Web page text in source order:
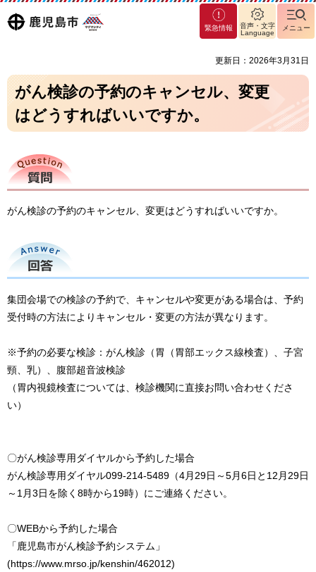
鹿児島
マグ
マシ
緊急情報
音声・文字
Language
メニュー
更新日：2026年3月31日
がん検診の予約のキャンセル、変更
はどうすればいいですか。
質問
がん検診の予約のキャンセル、変更はどうすればいいですか。
回答
集団会場での検診の予約で、キャンセルや変更がある場合は、予約
受付時の方法によりキャンセル・変更の方法が異なります。
※予約の必要な検診：がん検診（胃（胃部エックス線検査）、子宮
頸、乳）、腹部超音波検診
（胃内視鏡検査については、検診機関に直接お問い合わせくださ
い）
〇がん検診専用ダイヤルから予約した場合
がん検診専用ダイヤル099-214-5489（4月29日～5月6日と12月29日
～1月3日を除く8時から19時）にご連絡ください。
〇WEBから予約した場合
「鹿児島市がん検診予約システム」
(https://www.mrso.jp/kenshin/462012)